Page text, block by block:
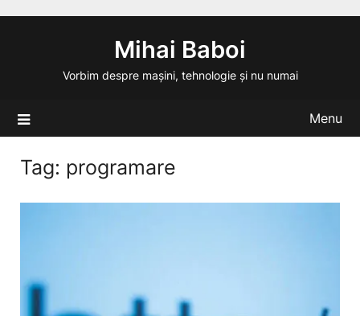
Mihai Baboi
Vorbim despre mașini, tehnologie și nu numai
Menu
Tag: programare